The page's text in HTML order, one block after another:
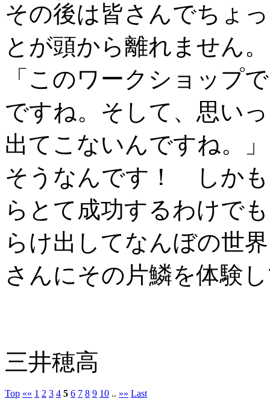
その後は皆さんでちょ
とが頭から離れません。
「このワークショップ
ですね。そして、思い
出てこないんですね。」
そうなんです！ しか
らとて成功するわけで
らけ出してなんぼの世
さんにその片鱗を体験
三井穂高
Top «« 1 2 3 4 5 6 7 8 9 10 .. »» Last